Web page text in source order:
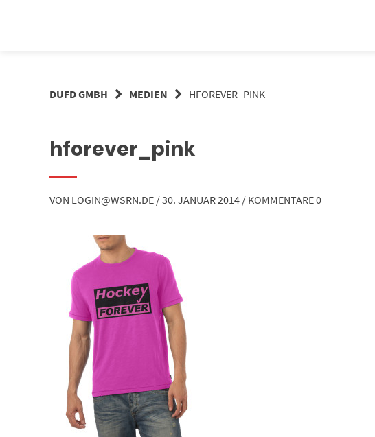
DUFD GMBH MEDIEN HFOREVER_PINK
hforever_pink
VON LOGIN@WSRN.DE /30. JANUAR 2014 / KOMMENTARE 0